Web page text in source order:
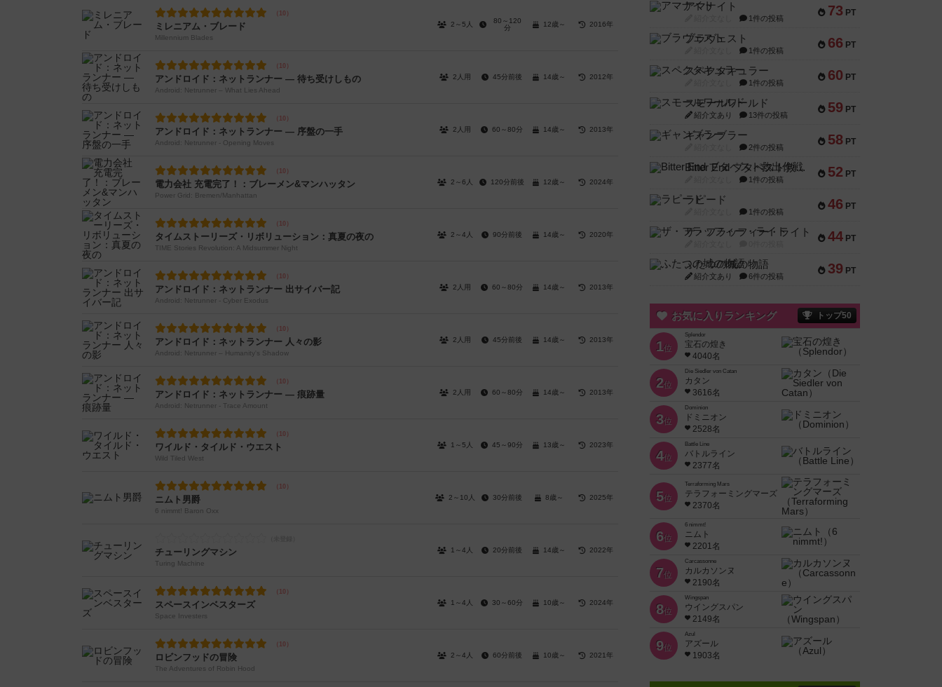
ミレニアム・ブレード
Millennium Blades
2～5人
80～120
分
12歳～ 2016年
アンドロイド：ネットランナー ― 待ち受けしもの
Android: Netrunner – What Lies Ahead
2人用 45分前後 14歳～ 2012年
アンドロイド：ネットランナー ― 序盤の一手
Android: Netrunner - Opening Moves
2人用 60～80分 14歳～ 2013年
電力会社 充電完了！：ブレーメン&マンハッタン
Power Grid: Bremen/Manhattan
2～6人 120分前後 12歳～ 2024年
タイムストーリーズ・リボリューション：真夏の夜の
TIME Stories Revolution: A Midsummer Night
2～4人 90分前後 14歳～ 2020年
アンドロイド：ネットランナー 出サイバー記
Android: Netrunner - Cyber Exodus
2人用 60～80分 14歳～ 2013年
アンドロイド：ネットランナー 人々の影
Android: Netrunner – Humanity's Shadow
2人用 45分前後 14歳～ 2013年
アンドロイド：ネットランナー ― 痕跡量
Android: Netrunner - Trace Amount
2人用 60～80分 14歳～ 2013年
ワイルド・タイルド・ウエスト
Wild Tiled West
1～5人 45～90分 13歳～ 2023年
ニムト男爵
6 nimmt! Baron Oxx
2～10人 30分前後 8歳～ 2025年
チューリングマシン
Turing Machine
1～4人 20分前後 14歳～ 2022年
スペースインベスターズ
Space Investers
1～4人 30～60分 10歳～ 2024年
ロビンフッドの冒険
The Adventures of Robin Hood
2～4人 60分前後 10歳～ 2021年
73 PT
アマナイト
1件の投稿
66 PT
ブラヴェスト
1件の投稿
60 PT
スペクタキュラー
1件の投稿
59 PT
スモールワールド
紹介文あり 13件の投稿
58 PT
ギャンブラー
2件の投稿
52 PT
Bitter End ブタペスト救出作戦
1件の投稿
46 PT
ラピード
1件の投稿
44 PT
ザ・フラッフィー・ライト
39 PT
ふたつの城の物語
紹介文あり 6件の投稿
お気に入りランキング トップ50
1位
Splendor
宝石の煌き
4040名
2位
Die Siedler von Catan
カタン
3616名
3位
Dominion
ドミニオン
2528名
4位
Battle Line
バトルライン
2377名
5位
Terraforming Mars
テラフォーミングマーズ
2370名
6位
6 nimmt!
ニムト
2201名
7位
Carcassonne
カルカソンヌ
2190名
8位
Wingspan
ウイングスパン
2149名
9位
Azul
アズール
1903名